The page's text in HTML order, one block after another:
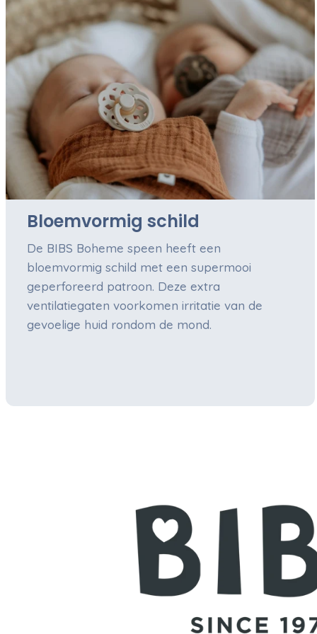
Bloemvormig schild
De BIBS Boheme speen heeft een
bloemvormig schild met een supermooi
geperforeerd patroon. Deze extra
ventilatiegaten voorkomen irritatie van de
gevoelige huid rondom de mond.